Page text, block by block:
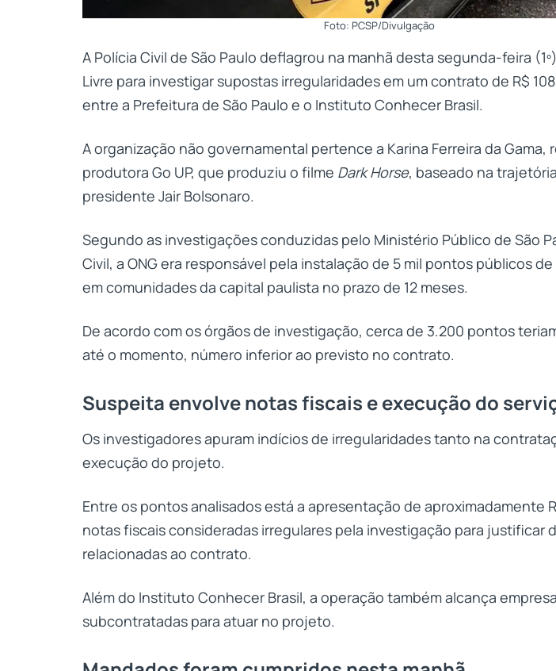
Foto: PCSP/Divulgação
A Polícia Civil de São Paulo deflagrou na manhã desta segunda-feira
Livre para investigar supostas irregularidades em um contrato de R$
entre a Prefeitura de São Paulo e o Instituto Conhecer Brasil.
A organização não governamental pertence a Karina Ferreira da Gama,
produtora Go UP, que produziu o filme Dark Horse, baseado na
presidente Jair Bolsonaro.
Segundo as investigações conduzidas pelo Ministério Público de São
Civil, a ONG era responsável pela instalação de 5 mil pontos públicos
em comunidades da capital paulista no prazo de 12 meses.
De acordo com os órgãos de investigação, cerca de 3.200 pontos
até o momento, número inferior ao previsto no contrato.
Suspeita envolve notas fiscais e execução do
Os investigadores apuram indícios de irregularidades tanto na
execução do projeto.
Entre os pontos analisados está a apresentação de aproximadamente
notas fiscais consideradas irregulares pela investigação para justificar
relacionadas ao contrato.
Além do Instituto Conhecer Brasil, a operação também alcança
subcontratadas para atuar no projeto.